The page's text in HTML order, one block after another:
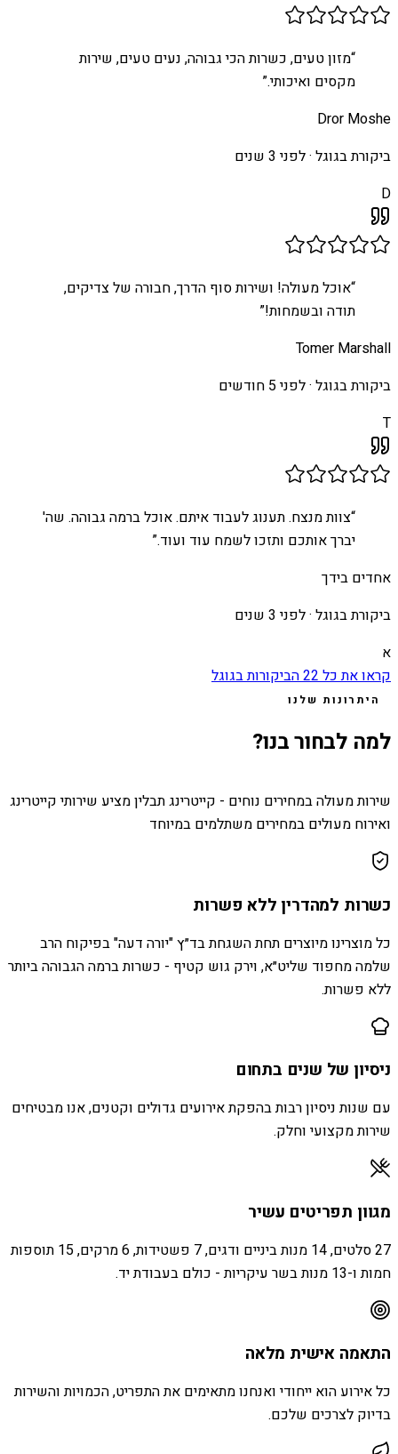
“מזון טעים, כשרות הכי גבוהה, נעים טעים, שירות
מקסים ואיכותי.”
Dror Moshe
ביקורת בגוגל ·לפני 3 שנים
D
“אוכל מעולה! ושירות סוף הדרך, חבורה של צדיקים,
תודה ובשמחות!”
Tomer Marshall
ביקורת בגוגל ·לפני 5 חודשים
T
“צוות מנצח. תענוג לעבוד איתם. אוכל ברמה גבוהה. שה'
יברך אותכם ותזכו לשמח עוד ועוד.”
אחדים בידך
ביקורת בגוגל ·לפני 3 שנים
א
קראו את כל22הביקורות בגוגל
היתרונות שלנו
למה לבחור בנו?
שירות מעולה במחירים נוחים - קייטרינג תבלין מציע שירותי קייטרינג
ואירוח מעולים במחירים משתלמים במיוחד
כשרות למהדרין ללא פשרות
כל מוצרינו מיוצרים תחת השגחת בד״ץ "יורה דעה" בפיקוח הרב
שלמה מחפוד שליט״א, וירק גוש קטיף - כשרות ברמה הגבוהה ביותר
ללא פשרות.
ניסיון של שנים בתחום
עם שנות ניסיון רבות בהפקת אירועים גדולים וקטנים, אנו מבטיחים
שירות מקצועי וחלק.
מגוון תפריטים עשיר
27 סלטים, 14 מנות ביניים ודגים, 7 פשטידות, 6 מרקים, 15 תוספות
חמות ו-13 מנות בשר עיקריות - כולם בעבודת יד.
התאמה אישית מלאה
כל אירוע הוא ייחודי ואנחנו מתאימים את התפריט, הכמויות והשירות
בדיוק לצרכים שלכם.